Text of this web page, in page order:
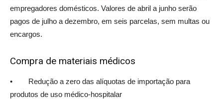
empregadores domésticos. Valores de abril a junho serão
pagos de julho a dezembro, em seis parcelas, sem multas ou
encargos.
Compra de materiais médicos
• Redução a zero das alíquotas de importação para
produtos de uso médico-hospitalar